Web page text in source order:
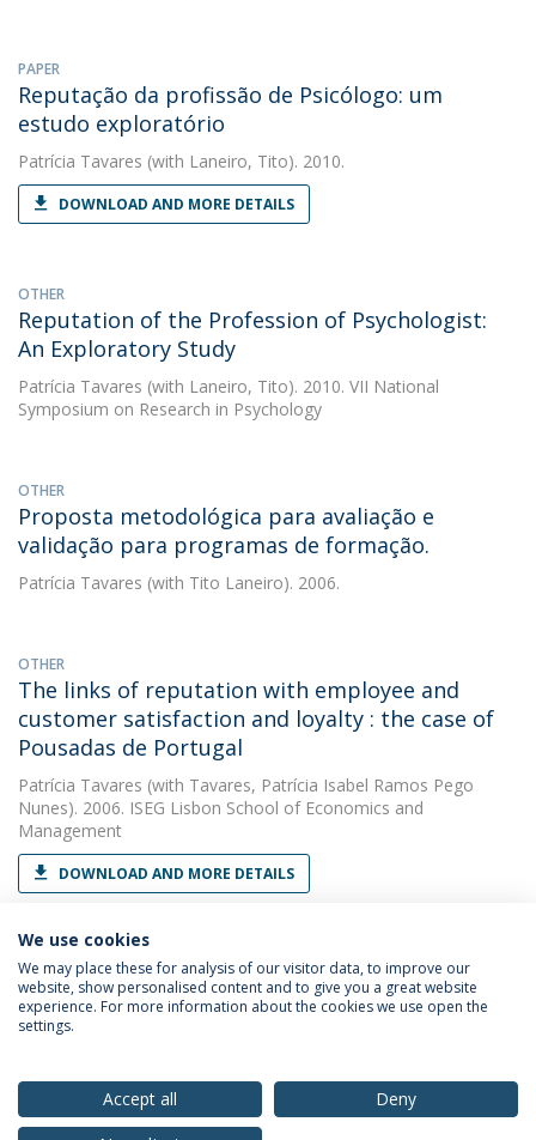
PAPER
Reputação da profissão de Psicólogo: um
estudo exploratório
Patrícia Tavares (with Laneiro, Tito). 2010.
DOWNLOAD AND MORE DETAILS
OTHER
Reputation of the Profession of Psychologist:
An Exploratory Study
Patrícia Tavares (with Laneiro, Tito). 2010. VII National
Symposium on Research in Psychology
OTHER
Proposta metodológica para avaliação e
validação para programas de formação.
Patrícia Tavares (with Tito Laneiro). 2006.
OTHER
The links of reputation with employee and
customer satisfaction and loyalty : the case of
Pousadas de Portugal
Patrícia Tavares (with Tavares, Patrícia Isabel Ramos Pego
Nunes). 2006. ISEG Lisbon School of Economics and
Management
DOWNLOAD AND MORE DETAILS
Privacy Policy
We use cookies
We may place these for analysis of our visitor data, to improve our
website, show personalised content and to give you a great website
experience. For more information about the cookies we use open the
settings.
Accept all
Deny